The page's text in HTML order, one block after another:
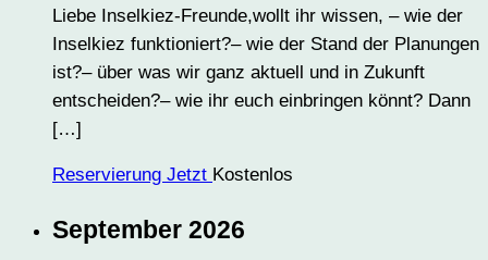
Liebe Inselkiez-Freunde,wollt ihr wissen, – wie der
Inselkiez funktioniert?– wie der Stand der Planungen
ist?– über was wir ganz aktuell und in Zukunft
entscheiden?– wie ihr euch einbringen könnt? Dann
[…]
Reservierung Jetzt Kostenlos
September 2026